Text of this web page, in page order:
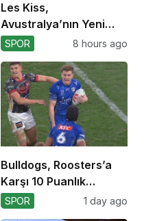
Les Kiss,
Avustralya’nın Yeni
Koçu Olarak Debüt
SPOR 8 hours ago
Bulldogs, Roosters’a
Karşı 10 Puanlık
Avantajı Yitirdi
SPOR 1 day ago